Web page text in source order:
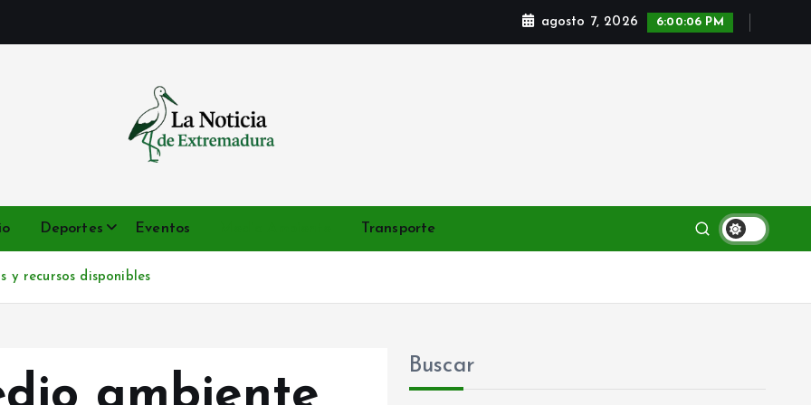
agosto 7, 2026 6:00:07 PM
Deportes Eventos Transporte
y recursos disponibles
Buscar